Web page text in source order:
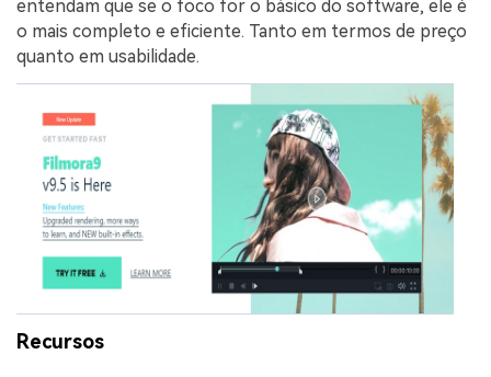
entendam que se o foco for o básico do software, ele é
o mais completo e eficiente. Tanto em termos de preço
quanto em usabilidade.
Recursos